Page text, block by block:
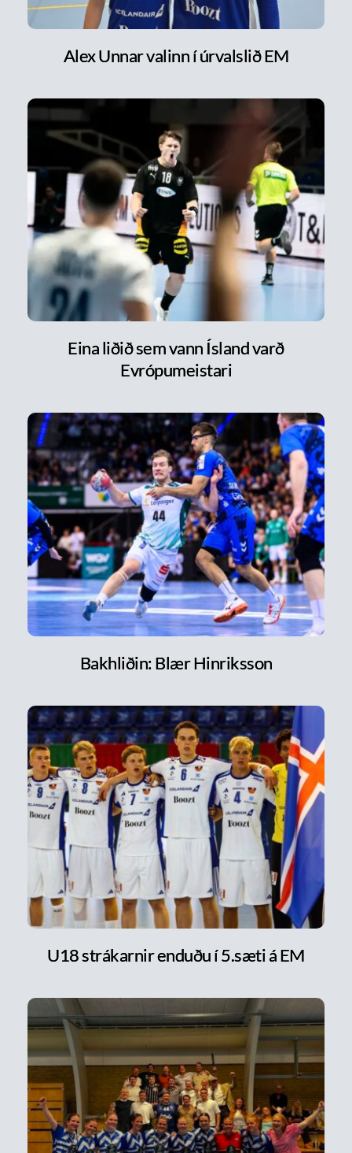
Alex Unnar valinn í úrvalslið EM
Eina liðið sem vann Ísland varð
Evrópumeistari
Bakhliðin: Blær Hinriksson
U18 strákarnir enduðu í 5.sæti á EM